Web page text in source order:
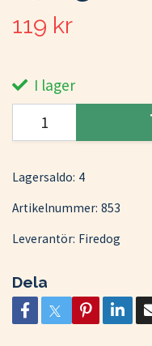
119 kr
I lager
Lagersaldo: 4
Artikelnummer: 853
Leverantör: Firedog
Dela